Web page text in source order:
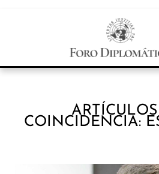
COINCIDENCIA: